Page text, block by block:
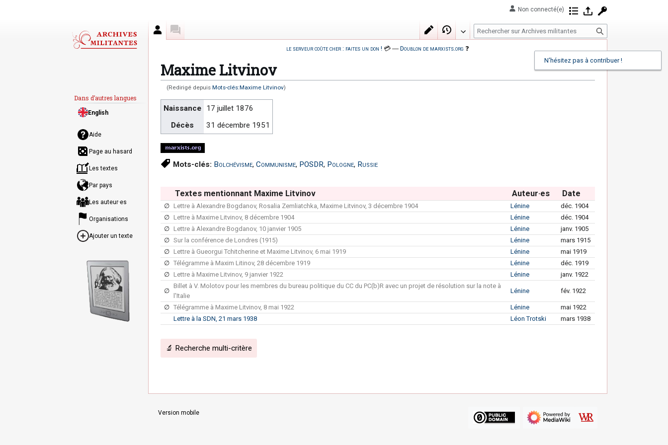
le serveur coûte cher : faites un don ! 💳 ― Doublon de marxists.org ❓
Maxime Litvinov
(Redirigé depuis Mots-clés:Maxime Litvinov)
Aller
Aller
Naissance
17 juillet 1876
Décès
31 décembre 1951
Mots-clés: Bolchévisme, Communisme, POSDR, Pologne, Russie
Textes mentionnant Maxime Litvinov Auteur·es Date
∅ Lettre à Alexandre Bogdanov, Rosalia Zemliatchka, Maxime Litvinov, 3 décembre 1904 Lénine
déc. 1904
∅ Lettre à Maxime Litvinov, 8 décembre 1904 Lénine
déc. 1904
∅ Lettre à Alexandre Bogdanov, 10 janvier 1905 Lénine
janv. 1905
∅ Sur la conférence de Londres (1915) Lénine
mars 1915
∅ Lettre à Gueorgui Tchitcherine et Maxime Litvinov, 6 mai 1919 Lénine
mai 1919
∅ Télégramme à Maxim Litinov, 28 décembre 1919 Lénine
déc. 1919
∅ Lettre à Maxime Litvinov, 9 janvier 1922 Lénine janv. 1922
∅
Billet à V. Molotov pour les membres du bureau politique du CC du PC(b)R avec un projet de résolution sur la note à
l'Italie
Lénine fév. 1922
∅ Télégramme à Maxime Litvinov, 8 mai 1922 Lénine
mai 1922
Lettre à la SDN, 21 mars 1938
Léon Trotski mars 1938
🔬 Recherche multi-critère
Non connecté(e) Contributions
Se connecter
Auteur ModifierHistorique
R
e
e
Aide
Page au hasard
Les textes
Par pays
Les auteur·es
Organisations
Ajouter un texte
Dans d’autres langues
English
Version mobile
N'hésitez pas à contribuer !